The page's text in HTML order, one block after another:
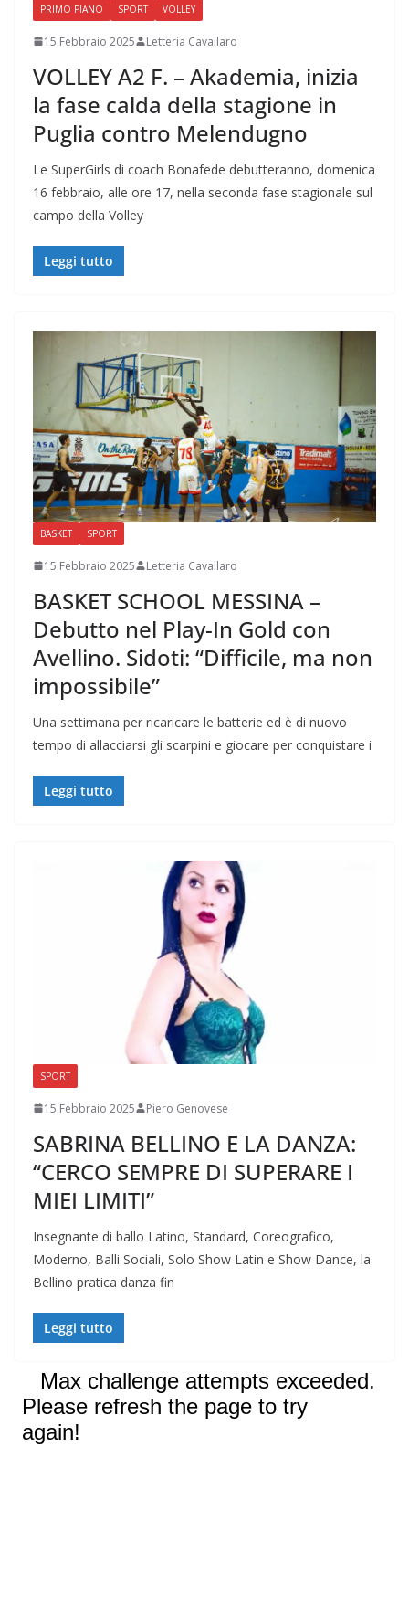
PRIMO PIANO SPORT VOLLEY
15 Febbraio 2025 Letteria Cavallaro
VOLLEY A2 F. – Akademia, inizia
la fase calda della stagione in
Puglia contro Melendugno
Le SuperGirls di coach Bonafede debutteranno, domenica
16 febbraio, alle ore 17, nella seconda fase stagionale sul
campo della Volley
Leggi tutto
BASKET SPORT
15 Febbraio 2025 Letteria Cavallaro
BASKET SCHOOL MESSINA –
Debutto nel Play-In Gold con
Avellino. Sidoti: “Difficile, ma non
impossibile”
Una settimana per ricaricare le batterie ed è di nuovo
tempo di allacciarsi gli scarpini e giocare per conquistare i
Leggi tutto
SPORT
15 Febbraio 2025 Piero Genovese
SABRINA BELLINO E LA DANZA:
“CERCO SEMPRE DI SUPERARE I
MIEI LIMITI”
Insegnante di ballo Latino, Standard, Coreografico,
Moderno, Balli Sociali, Solo Show Latin e Show Dance, la
Bellino pratica danza fin
Leggi tutto